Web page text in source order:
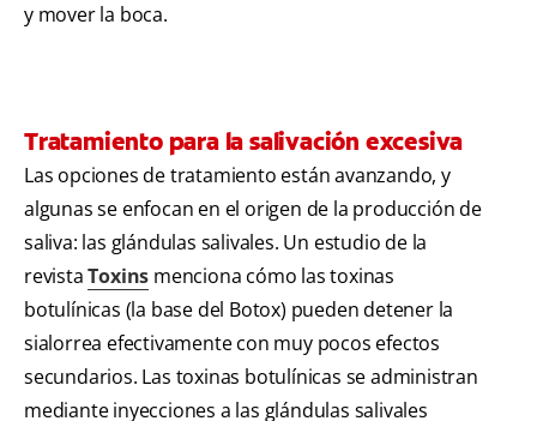
y mover la boca.
Tratamiento para la salivación excesiva
Las opciones de tratamiento están avanzando, y
algunas se enfocan en el origen de la producción de
saliva: las glándulas salivales. Un estudio de la
revistaToxins menciona cómo las toxinas
botulínicas (la base del Botox) pueden detener la
sialorrea efectivamente con muy pocos efectos
secundarios. Las toxinas botulínicas se administran
mediante inyecciones a las glándulas salivales